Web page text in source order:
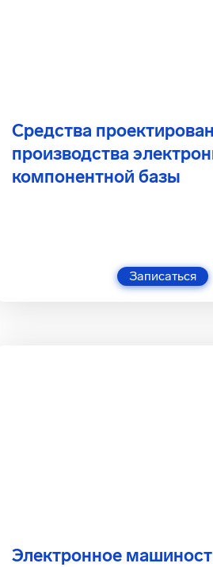
Средства
производства
компонентной базы
Записаться
Электронное